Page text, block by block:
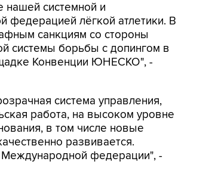
нашей системной и
федерацией лёгкой атлетики. В
санкциям со стороны
системы борьбы с допингом в
Конвенции ЮНЕСКО", -
система управления,
работа, на высоком уровне
в том числе новые
развивается.
федерации", -